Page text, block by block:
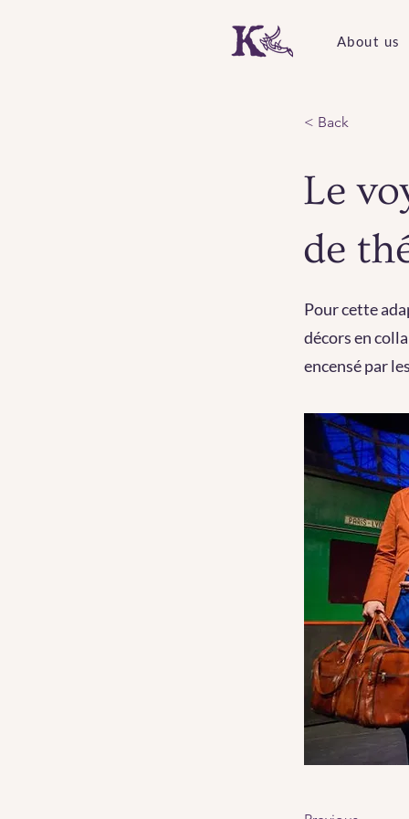
About us
< Back
Le
de
Pour cette
décors en
encensé par